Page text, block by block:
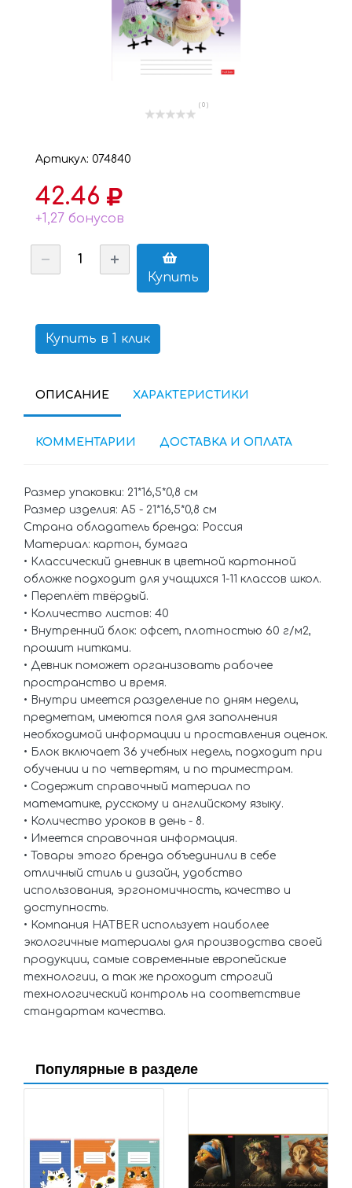
( 0 )
Артикул: 074840
42.46
+1,27 бонусов
Купить
Купить в 1 клик
ОПИСАНИЕ ХАРАКТЕРИСТИКИ
КОММЕНТАРИИ ДОСТАВКА И ОПЛАТА
Размер упаковки: 21*16,5*0,8 см
Размер изделия: А5 - 21*16,5*0,8 см
Страна обладатель бренда: Россия
Материал: картон, бумага
• Классический дневник в цветной картонной
обложке подходит для учащихся 1-11 классов школ.
• Переплёт твёрдый.
• Количество листов: 40
• Внутренний блок: офсет, плотностью 60 г/м2,
прошит нитками.
• Девник поможет организовать рабочее
пространство и время.
• Внутри имеется разделение по дням недели,
предметам, имеются поля для заполнения
необходимой информации и проставления оценок.
• Блок включает 36 учебных недель, подходит при
обучении и по четвертям, и по триместрам.
• Содержит справочный материал по
математике, русскому и английскому языку.
• Количество уроков в день - 8.
• Имеется справочная информация.
• Товары этого бренда объединили в себе
отличный стиль и дизайн, удобство
использования, эргономичность, качество и
доступность.
• Компания HATBER использует наиболее
экологичные материалы для производства своей
продукции, самые современные европейские
технологии, а так же проходит строгий
технологический контроль на соответствие
стандартам качества.
Популярные в разделе